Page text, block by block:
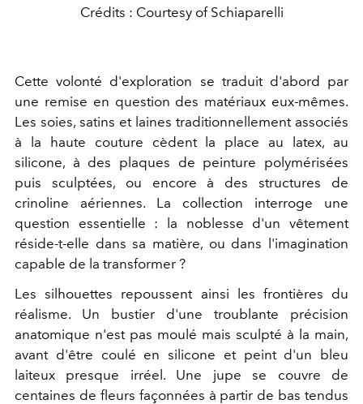
Crédits : Courtesy of Schiaparelli
Cette volonté d'exploration se traduit d'abord par
une remise en question des matériaux eux-mêmes.
Les soies, satins et laines traditionnellement associés
à la haute couture cèdent la place au latex, au
silicone, à des plaques de peinture polymérisées
puis sculptées, ou encore à des structures de
crinoline aériennes. La collection interroge une
question essentielle : la noblesse d'un vêtement
réside-t-elle dans sa matière, ou dans l'imagination
capable de la transformer ?
Les silhouettes repoussent ainsi les frontières du
réalisme. Un bustier d'une troublante précision
anatomique n'est pas moulé mais sculpté à la main,
avant d'être coulé en silicone et peint d'un bleu
laiteux presque irréel. Une jupe se couvre de
centaines de fleurs façonnées à partir de bas tendus